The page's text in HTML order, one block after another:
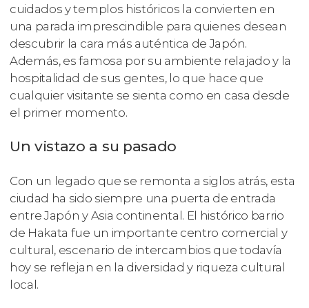
cuidados y templos históricos la convierten en
una parada imprescindible para quienes desean
descubrir la cara más auténtica de Japón.
Además, es famosa por su ambiente relajado y la
hospitalidad de sus gentes, lo que hace que
cualquier visitante se sienta como en casa desde
el primer momento.
Un vistazo a su pasado
Con un legado que se remonta a siglos atrás, esta
ciudad ha sido siempre una puerta de entrada
entre Japón y Asia continental. El histórico barrio
de Hakata fue un importante centro comercial y
cultural, escenario de intercambios que todavía
hoy se reflejan en la diversidad y riqueza cultural
local.